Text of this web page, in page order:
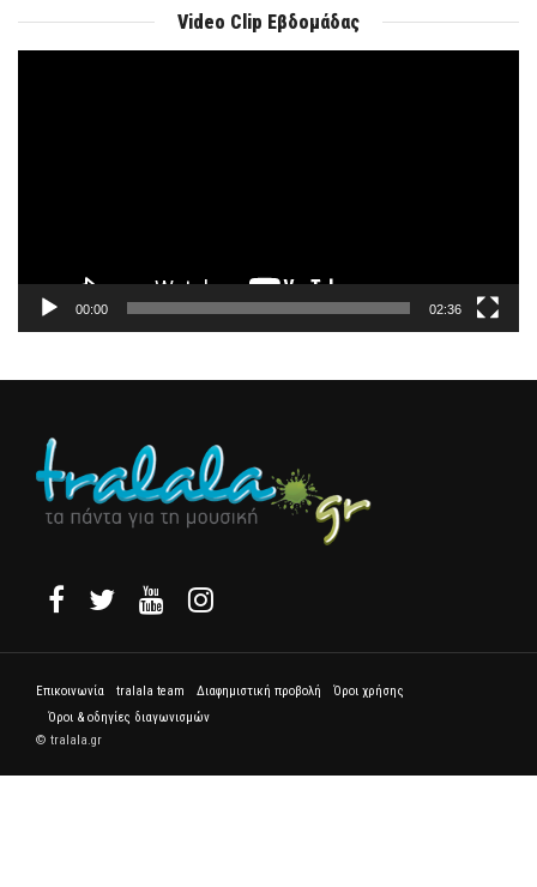
Video Clip Εβδομάδας
00:00 02:36
Επικοινωνία tralala team Διαφημιστική προβολή
Όροι χρήσης
Όροι & οδηγίες διαγωνισμών
© tralala.gr